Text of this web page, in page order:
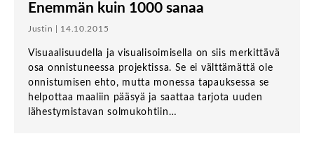
Enemmän kuin 1000 sanaa
Justin | 14.10.2015
Visuaalisuudella ja visualisoimisella on siis merkittävä
osa onnistuneessa projektissa. Se ei välttämättä ole
onnistumisen ehto, mutta monessa tapauksessa se
helpottaa maaliin pääsyä ja saattaa tarjota uuden
lähestymistavan solmukohtiin…